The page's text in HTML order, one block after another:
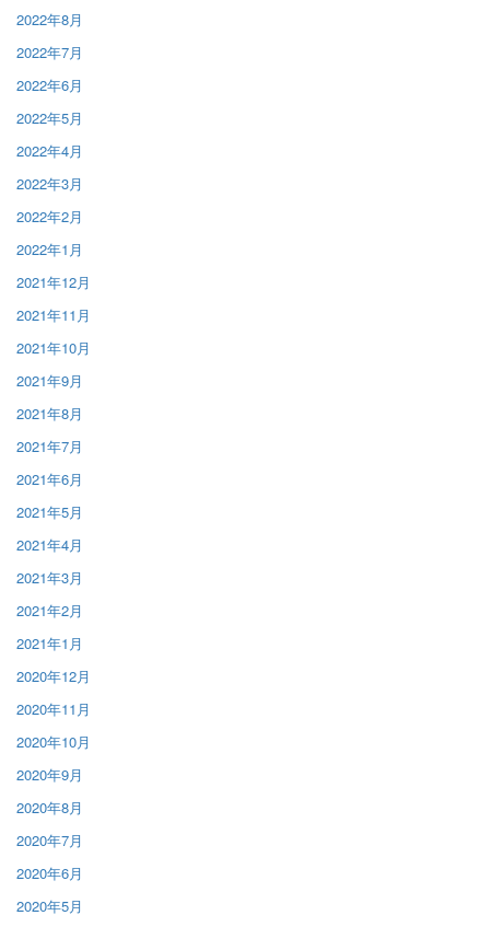
2022年8月
2022年7月
2022年6月
2022年5月
2022年4月
2022年3月
2022年2月
2022年1月
2021年12月
2021年11月
2021年10月
2021年9月
2021年8月
2021年7月
2021年6月
2021年5月
2021年4月
2021年3月
2021年2月
2021年1月
2020年12月
2020年11月
2020年10月
2020年9月
2020年8月
2020年7月
2020年6月
2020年5月